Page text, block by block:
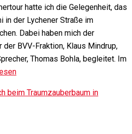
hatte ich die Gelegenheit, das
in der Lychener Straße im
Dabei haben mich der
BVV-Fraktion, Klaus Mindrup,
Thomas Bohla, begleitet. Im